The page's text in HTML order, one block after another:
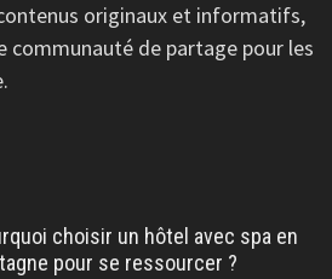
originaux et informatifs,
communauté de partage pour les
choisir un hôtel avec spa en
pour se ressourcer ?